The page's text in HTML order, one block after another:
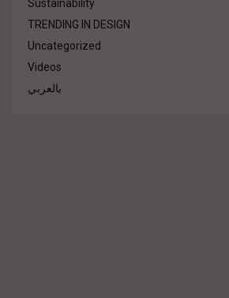
Sustainability
TRENDING IN DESIGN
Uncategorized
Videos
بالعربي